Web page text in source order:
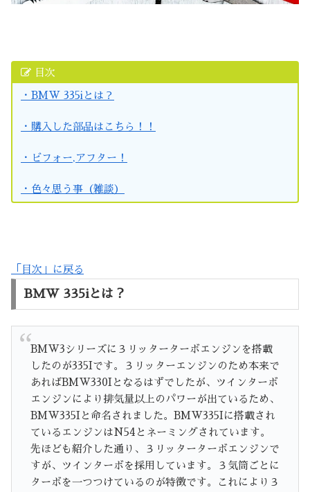
目次
・BMW 335iとは？
・購入した部品はこちら！！
・ビフォー,アフター！
・色々思う事（雑談）
「目次」に戻る
BMW 335iとは？
BMW3シリーズに３リッターターボエンジンを搭載
したのが335Iです。３リッターエンジンのため本来で
あればBMW330Iとなるはずでしたが、ツインターボ
エンジンにより排気量以上のパワーが出ているため、
BMW335Iと命名されました。BMW335Iに搭載され
ているエンジンはN54とネーミングされています。
先ほども紹介した通り、３リッターターボエンジンで
すが、ツインターボを採用しています。３気筒ごとに
ターボを一つつけているのが特徴です。これにより３